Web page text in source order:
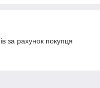
за рахунок покупця